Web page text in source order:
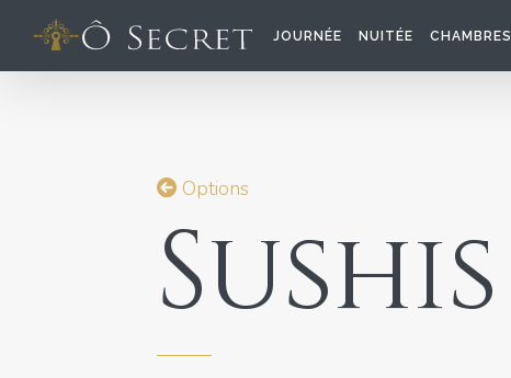
content
JOURNÉE NUITÉE CHAMBRES
Options
Sushis